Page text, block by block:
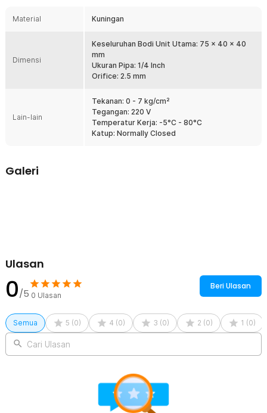
dan Anda dapat menggunakan katup ini bersamaan dengan
Bahan Kuningan Berkualitas
Alat ini terbuat dari bahan kuningan yang tahan karat sehingga
cocok digunakan untuk mengaliri air, gas, hingga oli. Bahan ini
Kelengkapan Produk
Rincian yang Anda dapatkan untuk pembelian produk ini:
Material Kuningan
Dimensi
Keseluruhan Bodi Unit Utama: 75 x 40 x 40
mm
Ukuran Pipa: 1/4 Inch
Orifice: 2.5 mm
Lain-lain
Tekanan: 0 - 7 kg/cm²
Tegangan: 220 V
Temperatur Kerja: -5°C - 80°C
Katup: Normally Closed
Galeri
Ulasan
0/5 0 Ulasan
Beri Ulasan
Semua 5 (0) 4 (0) 3 (0) 2 (0) 1 (0)
Cari Ulasan